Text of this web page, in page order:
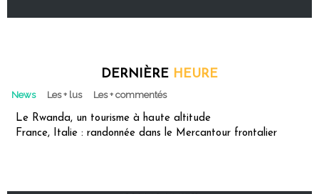
DERNIÈRE HEURE
News Les + lus Les + commentés
Le Rwanda, un tourisme à haute altitude
France, Italie : randonnée dans le Mercantour frontalier